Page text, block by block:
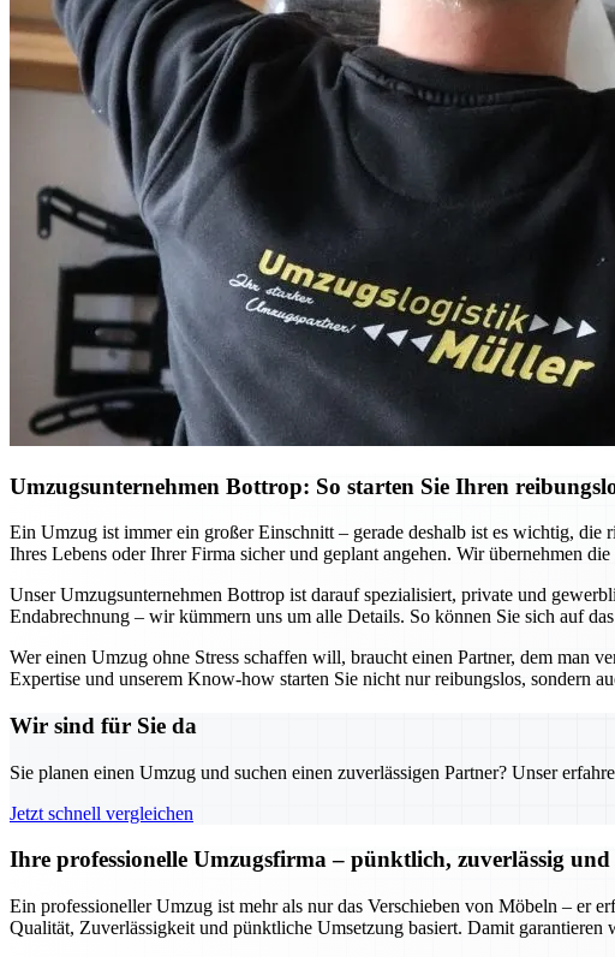
Umzugsunternehmen Bottrop: So starten Sie Ihren
Ein Umzug ist immer ein großer Einschnitt – gerade deshalb ist es wichtig,
Ihres Lebens oder Ihrer Firma sicher und geplant angehen. Wir übernehmen
Unser Umzugsunternehmen Bottrop ist darauf spezialisiert, private und
Endabrechnung – wir kümmern uns um alle Details. So können Sie sich auf
Wer einen Umzug ohne Stress schaffen will, braucht einen Partner, dem man
Expertise und unserem Know-how starten Sie nicht nur reibungslos, sondern
Wir sind für Sie da
Sie planen einen Umzug und suchen einen zuverlässigen Partner? Unser
Jetzt schnell vergleichen
Ihre professionelle Umzugsfirma – pünktlich, zuverlässig
Ein professioneller Umzug ist mehr als nur das Verschieben von Möbeln – er
Qualität, Zuverlässigkeit und pünktliche Umsetzung basiert. Damit